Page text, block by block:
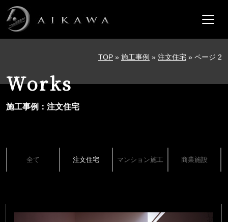
メインナビゲーション
TOP » 施工事例 » 注文住宅 » ページ 2
Works
施工事例：注文住宅
全て 注文住宅 マンション施工 商業施設